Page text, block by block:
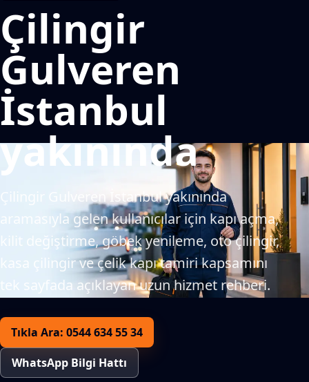
Çilingir
Gulveren
İstanbul
yakınında
Çilingir Gulveren İstanbul yakınında
aramasıyla gelen kullanıcılar için kapı açma,
kilit değiştirme, göbek yenileme, oto çilingir,
kasa çilingir ve çelik kapı tamiri kapsamını
tek sayfada açıklayan uzun hizmet rehberi.
Tıkla Ara: 0544 634 55 34
WhatsApp Bilgi Hattı